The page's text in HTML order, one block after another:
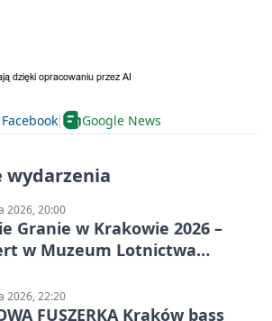
Facebook Google News
wydarzenia
2026, 20:00
Granie w Krakowie 2026 –
w Muzeum Lotnictwa
2026, 22:20
FUSZERKA Kraków bass